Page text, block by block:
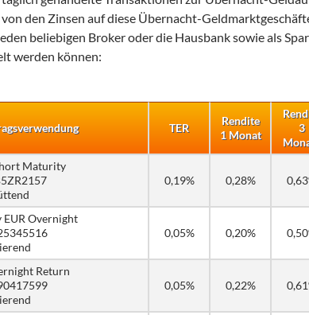
den Zinsen auf diese Übernacht-
beliebigen Broker oder die Hausbank sowie als
werden können:
TER
Rendite
1 Monat
3
Maturity
0,19% 0,28%
EUR Overnight
0,05% 0,20%
Return
0,05% 0,22%